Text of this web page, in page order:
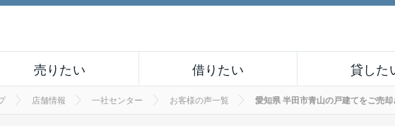
売りたい 借りたい 貸した
店舗情報 一社センター お客様の声一覧 愛知県 半田市青山の戸建てをご売